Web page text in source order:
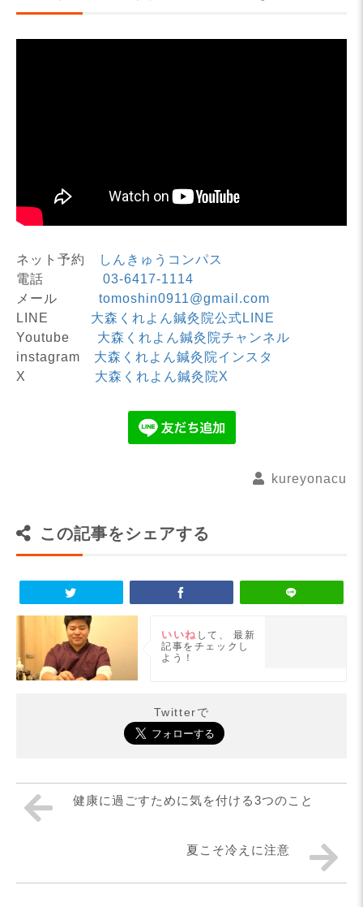
ネット予約
しんきゅうコンパス
電話
03-6417-1114
メール tomoshin0911@gmail.com
LINE 大森くれよん鍼灸院公式LINE
Youtube 大森くれよん鍼灸院チャンネル
instagram 大森くれよん鍼灸院インスタ
X 大森くれよん鍼灸院X
kureyonacu
この記事をシェアする
いいね して、
最新
記事をチェックし
よう！
Twitterで
健康に過ごすために気を付ける3つのこと
夏こそ冷えに注意